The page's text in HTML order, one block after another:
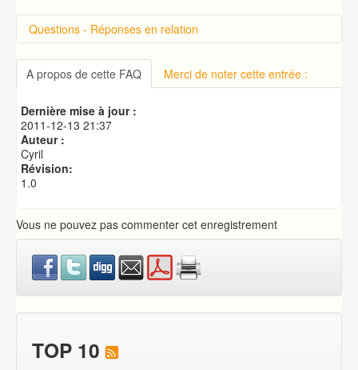
Questions - Réponses en relation
Introduction sur cPanel
Connexion à cPanel
Changer le mot de passe d'accès à cPanel
Créer une base de données MySQL
A propos de cette FAQ Merci de noter cette entrée :
Dernière mise à jour :
2011-12-13 21:37
Auteur :
Cyril
Révision:
1.0
Vous ne pouvez pas commenter cet enregistrement
TOP 10